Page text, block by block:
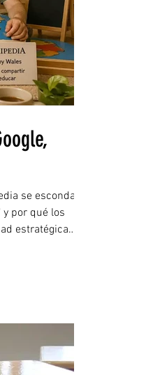
se esconda en
por qué los
estratégica